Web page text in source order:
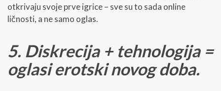
otkrivaju svoje prve igrice – sve su to sada online
ličnosti, a ne samo oglas.
5. Diskrecija + tehnologija =
oglasi erotski novog doba.